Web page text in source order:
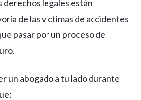
derechos legales están
de las víctimas de accidentes
pasar por un proceso de
un abogado a tu lado durante